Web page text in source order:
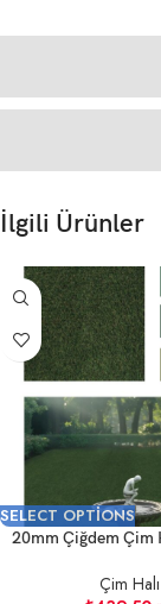
İlgili Ürünler
SELECT OPTIONS
20mm Çiğdem Çim
Çim Halı